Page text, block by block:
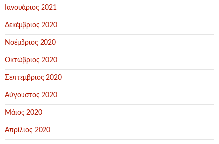
Ιανουάριος 2021
Δεκέμβριος 2020
Νοέμβριος 2020
Οκτώβριος 2020
Σεπτέμβριος 2020
Αύγουστος 2020
Μάιος 2020
Απρίλιος 2020